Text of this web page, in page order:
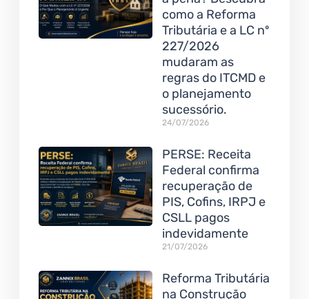
como a Reforma
Tributária e a LC nº
227/2026
mudaram as
regras do ITCMD e
o planejamento
sucessório.
24/07/2026
PERSE: Receita
Federal confirma
recuperação de
PIS, Cofins, IRPJ e
CSLL pagos
indevidamente
21/07/2026
Reforma Tributária
na Construção